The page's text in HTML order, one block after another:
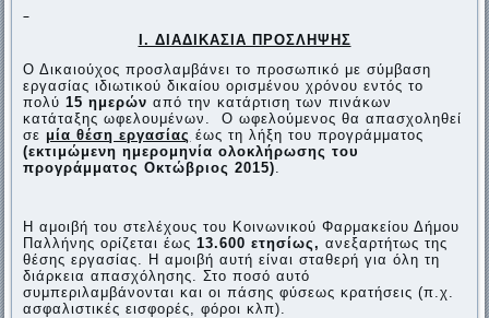
Ι. ΔΙΑΔΙΚΑΣΙΑ ΠΡΟΣΛΗΨΗΣ
Ο Δικαιούχος προσλαμβάνει το προσωπικό με σύμβαση
εργασίας ιδιωτικού δικαίου ορισμένου χρόνου εντός το
πολύ15 ημερών από την κατάρτιση των πινάκων
κατάταξης ωφελουμένων. Ο ωφελούμενος θα απασχοληθεί
σε μία θέση εργασίας έως τη λήξη του προγράμματος
(εκτιμώμενη ημερομηνία ολοκλήρωσης του
προγράμματος Οκτώβριος 2015)
Η αμοιβή του στελέχους του Κοινωνικού Φαρμακείου Δήμου
Παλλήνης ορίζεται έως13.600 ετησίως,ανεξαρτήτως της
θέσης εργασίας. Η αμοιβή αυτή είναι σταθερή για όλη τη
διάρκεια απασχόλησης. Στο ποσό αυτό
συμπεριλαμβάνονται και οι πάσης φύσεως κρατήσεις (π.χ.
ασφαλιστικές εισφορές, φόροι κλπ).